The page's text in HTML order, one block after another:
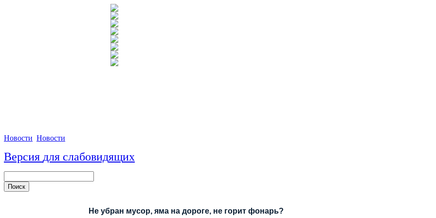
Новости Новости
Версия для слабовидящих
Не убран мусор, яма на дороге, не горит фонарь?